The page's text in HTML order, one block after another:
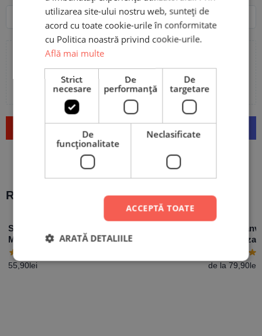
Recomandări populare:
Set 10 Mărturii
Magnetice Botez
Personalizate Baby
Boss
55,90lei
personalizată cu poză
Tablou
poză și
Wedding,
Dimensiuni
de la79,90lei
utilizarea site-ului nostru web, sunteți de
acord cu toate cookie-urile în conformitate
cu Politica noastră privind cookie-urile.
Află mai multe
Strict
necesare
De
performanță
De
targetare
De
funcţionalitate
Neclasificate
ACCEPTĂ TOATE
ARATĂ DETALIILE